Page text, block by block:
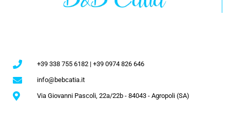
+39 338 755 6182 | +39 0974 826 646
info@bebcatia.it
Via Giovanni Pascoli, 22a/22b - 84043 - Agropoli (SA)